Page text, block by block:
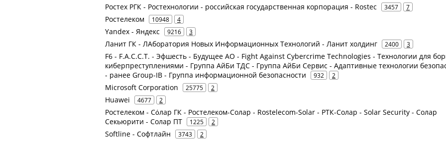
Ростех РГК - Ростехнологии - российская государственная корпорация - Rostec 3457 7
Ростелеком 10948 4
Yandex - Яндекс 9216 3
Ланит ГК - ЛАборатория Новых Информационных Технологий - Ланит холдинг 2400 3
F6 - F.A.С.С.T. - Эфшесть - Будущее АО - Fight Against Cybercrime Technologies - Технологии для
киберпреступлениями - Группа АйБи ТДС - Группа АйБи Сервис - Адаптивные технологии
- ранее Group-IB - Группа информационной безопасности
932 2
Microsoft Corporation 25775 2
Huawei 4677 2
Ростелеком - Сόлар ГК - Ростелеком-Солар - Rostelecom-Solar - РТК-Солар - Solar Security - Солар
Секьюрити - Солар ПТ
1225 2
Softline - Софтлайн 3743 2